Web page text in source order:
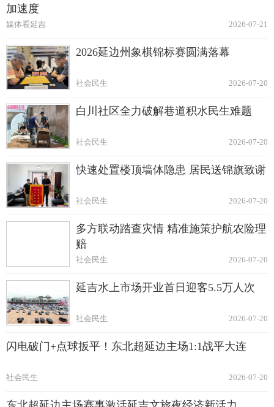
加速度
2026-07-21
媒体看延吉
2026延边州象棋锦标赛圆满落幕
2026-07-20
社会民生
白川社区全力破解巷道积水民生难题
2026-07-20
社会民生
快速处置楼顶墙体隐患 居民送锦旗致谢
2026-07-20
社会民生
多方联动踏查灾情 精准施策护航农险理
赔
2026-07-20
社会民生
延吉水上市场开业首日迎客5.5万人次
2026-07-20
社会民生
闪电破门+点球扳平！东北超延边主场1:1战平大连
2026-07-20
社会民生